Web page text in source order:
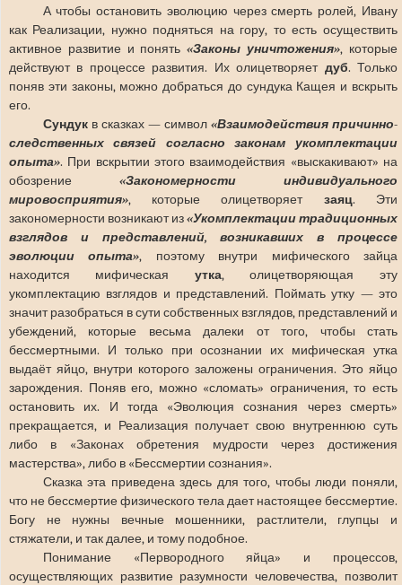
А чтобы остановить эволюцию через смерть ролей, Ивану
как Реализации, нужно подняться на гору, то есть осуществить
активное развитие и понять«Законы уничтожения», которые
действуют в процессе развития. Их олицетворяет дуб. Только
поняв эти законы, можно добраться до сундука Кащея и вскрыть
его.
Сундук в сказках — символ «Взаимодействия причинно-
следственных связей согласно законам укомплектации
опыта». При вскрытии этого взаимодействия «выскакивают» на
обозрение «Закономерности индивидуального
мировосприятия», которые олицетворяет заяц. Эти
закономерности возникают из«Укомплектации традиционных
взглядов и представлений, возникавших в процессе
эволюции опыта», поэтому внутри мифического зайца
находится мифическая утка, олицетворяющая эту
укомплектацию взглядов и представлений. Поймать утку — это
значит разобраться в сути собственных взглядов, представлений и
убеждений, которые весьма далеки от того, чтобы стать
бессмертными. И только при осознании их мифическая утка
выдаёт яйцо, внутри которого заложены ограничения. Это яйцо
зарождения. Поняв его, можно «сломать» ограничения, то есть
остановить их. И тогда «Эволюция сознания через смерть»
прекращается, и Реализация получает свою внутреннюю суть
либо в «Законах обретения мудрости через достижения
мастерства», либо в «Бессмертии сознания».
Сказка эта приведена здесь для того, чтобы люди поняли,
что не бессмертие физического тела дает настоящее бессмертие.
Богу не нужны вечные мошенники, растлители, глупцы и
стяжатели, и так далее, и тому подобное.
Понимание «Первородного яйца» и процессов,
осуществляющих развитие разумности человечества, позволит